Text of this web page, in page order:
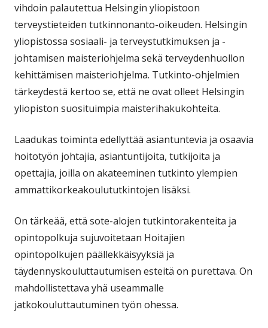
vihdoin palautettua Helsingin yliopistoon
terveystieteiden tutkinnonanto-oikeuden. Helsingin
yliopistossa sosiaali- ja terveystutkimuksen ja -
johtamisen maisteriohjelma sekä terveydenhuollon
kehittämisen maisteriohjelma. Tutkinto-ohjelmien
tärkeydestä kertoo se, että ne ovat olleet Helsingin
yliopiston suosituimpia maisterihakukohteita.
Laadukas toiminta edellyttää asiantuntevia ja osaavia
hoitotyön johtajia, asiantuntijoita, tutkijoita ja
opettajia, joilla on akateeminen tutkinto ylempien
ammattikorkeakoulututkintojen lisäksi.
On tärkeää, että sote-alojen tutkintorakenteita ja
opintopolkuja sujuvoitetaan Hoitajien
opintopolkujen päällekkäisyyksiä ja
täydennyskouluttautumisen esteitä on purettava. On
mahdollistettava yhä useammalle
jatkokouluttautuminen työn ohessa.